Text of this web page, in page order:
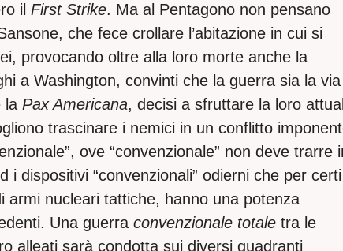
il First Strike. Ma al Pentagono non pensano
che fece crollare l’abitazione in cui si
provocando oltre alla loro morte anche la
a Washington, convinti che la guerra sia la via
la Pax Americana, decisi a sfruttare la loro
trascinare i nemici in un conflitto
ove “convenzionale” non deve trarre
i dispositivi “convenzionali” odierni che per certi
armi nucleari tattiche, hanno una potenza
Una guerra convenzionale totale tra le
alleati sarà condotta sui diversi quadranti